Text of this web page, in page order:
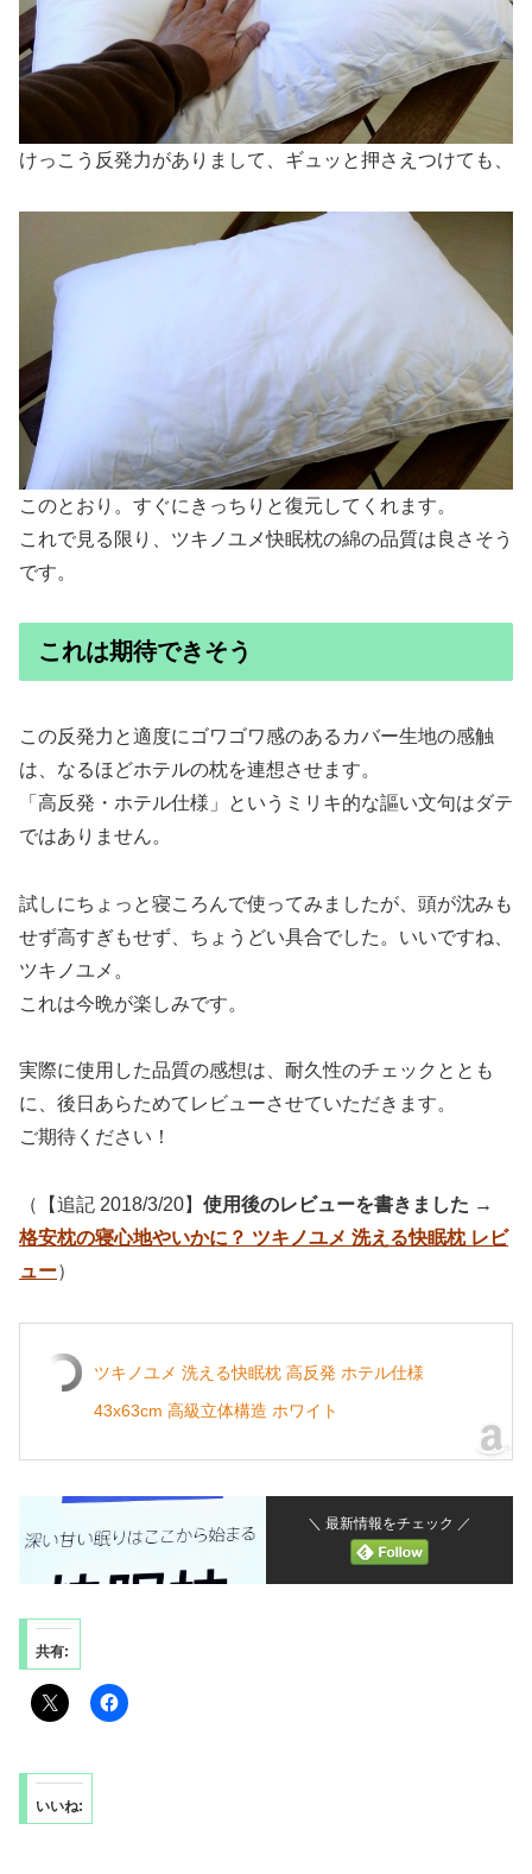
けっこう反発力がありまして、ギュッと押さえつけても、
このとおり。すぐにきっちりと復元してくれます。
これで見る限り、ツキノユメ快眠枕の綿の品質は良さそう
です。
これは期待できそう
この反発力と適度にゴワゴワ感のあるカバー生地の感触
は、なるほどホテルの枕を連想させます。
「高反発・ホテル仕様」というミリキ的な謳い文句はダテ
ではありません。
試しにちょっと寝ころんで使ってみましたが、頭が沈みも
せず高すぎもせず、ちょうどい具合でした。いいですね、
ツキノユメ。
これは今晩が楽しみです。
実際に使用した品質の感想は、耐久性のチェックととも
に、後日あらためてレビューさせていただきます。
ご期待ください！
（【追記 2018/3/20】 使用後のレビューを書きました →
格安枕の寝心地やいかに？ ツキノユメ 洗える快眠枕 レビ
ュー）
ツキノユメ 洗える快眠枕 高反発 ホテル仕様
43x63cm 高級立体構造 ホワイト
＼ 最新情報をチェック ／
共有:
いいね: